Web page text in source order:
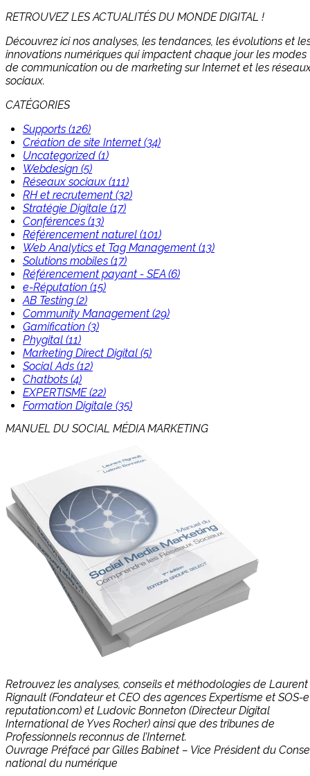
RETROUVEZ LES ACTUALITÉS DU MONDE DIGITAL !
Découvrez ici nos analyses, les tendances, les évolutions et
innovations numériques qui impactent chaque jour les modes
de communication ou de marketing sur Internet et les
sociaux.
CATÉGORIES
Supports (126)
Création de site Internet (34)
Uncategorized (1)
Webdesign (5)
Réseaux sociaux (111)
RH et recrutement (32)
Stratégie Digitale (17)
Conférences (13)
Référencement naturel (101)
Web Analytics et Tag Management (13)
Solutions mobiles (17)
Référencement payant - SEA (6)
e-Réputation (15)
AB Testing (2)
Community Management (29)
Gamification (3)
Phygital (11)
Marketing Direct Digital (5)
Social Ads (12)
Chatbots (4)
EXPERTISME (22)
Formation Digitale (35)
MANUEL DU SOCIAL MÉDIA MARKETING
Retrouvez les analyses, conseils et méthodologies de Laurent
Rignault (Fondateur et CEO des agences Expertisme et SOS-
reputation.com) et Ludovic Bonneton (Directeur Digital
International de Yves Rocher) ainsi que des tribunes de
Professionnels reconnus de l’Internet.
Ouvrage Préfacé par Gilles Babinet – Vice Président du
national du numérique